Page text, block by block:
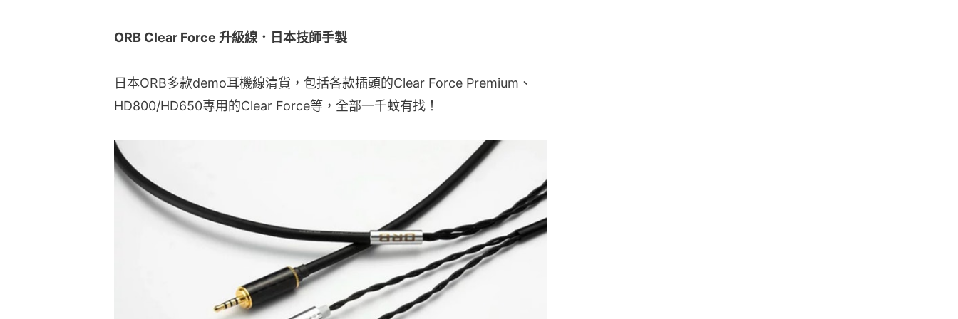
ORB Clear Force 升級線．日本技師手製
日本ORB多款demo耳機線清貨，包括各款插頭的Clear Force Premium、
HD800/HD650專用的Clear Force等，全部一千蚊有找！